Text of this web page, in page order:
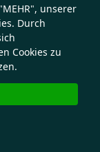
unserer
Durch
Cookies zu